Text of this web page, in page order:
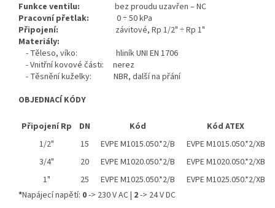
Funkce ventilu: bez proudu uzavřen – NC
Pracovní přetlak: 0 ÷ 50 kPa
Připojení: závitové, Rp 1/2" ÷ Rp 1"
Materiály:
- Těleso, víko: hliník UNI EN 1706
- Vnitřní kovové části: nerez
- Těsnění kuželky: NBR, další na přání
OBJEDNACÍ KÓDY
Připojení Rp DN Kód
Kód ATEX
1/2"
15 EVPE M1015.050.*2/B
EVPE M1015.050.*2/XB
3/4"
20 EVPE M1020.050.*2/B
EVPE M1020.050.*2/XB
1"
25 EVPE M1025.050.*2/B
EVPE M1025.050.*2/XB
*Napájecí napětí: 0-> 230 V AC | 2-> 24 V DC